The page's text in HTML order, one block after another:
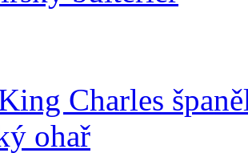
Charles
ohař